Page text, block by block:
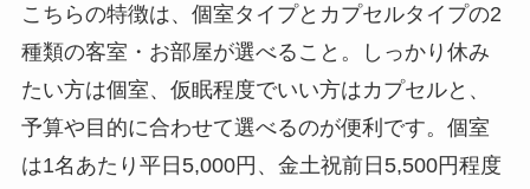
こちらの特徴は、個室タイプとカプセルタイプの2
種類の客室・お部屋が選べること。しっかり休み
たい方は個室、仮眠程度でいい方はカプセルと、
予算や目的に合わせて選べるのが便利です。個室
は1名あたり平日5,000円、金土祝前日5,500円程度